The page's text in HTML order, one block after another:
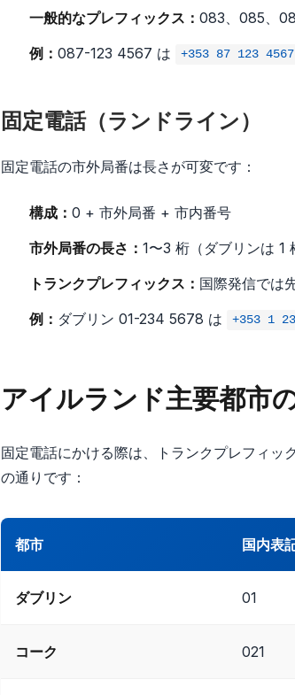
一般的なプレフィックス： 083、085、
例： 087-123 4567 は +353 87 123 4567
固定電話（ランドライン）
固定電話の市外局番は長さが可変です：
構成： 0 + 市外局番 + 市内番号
市外局番の長さ： 1〜3 桁（ダブリンは 1
トランクプレフィックス： 国際発信では
例： ダブリン 01-234 5678 は +353 1
アイルランド主要都市
固定電話にかける際は、トランクプレフィ
の通りです：
都市 国内表
ダブリン 01
コーク 021